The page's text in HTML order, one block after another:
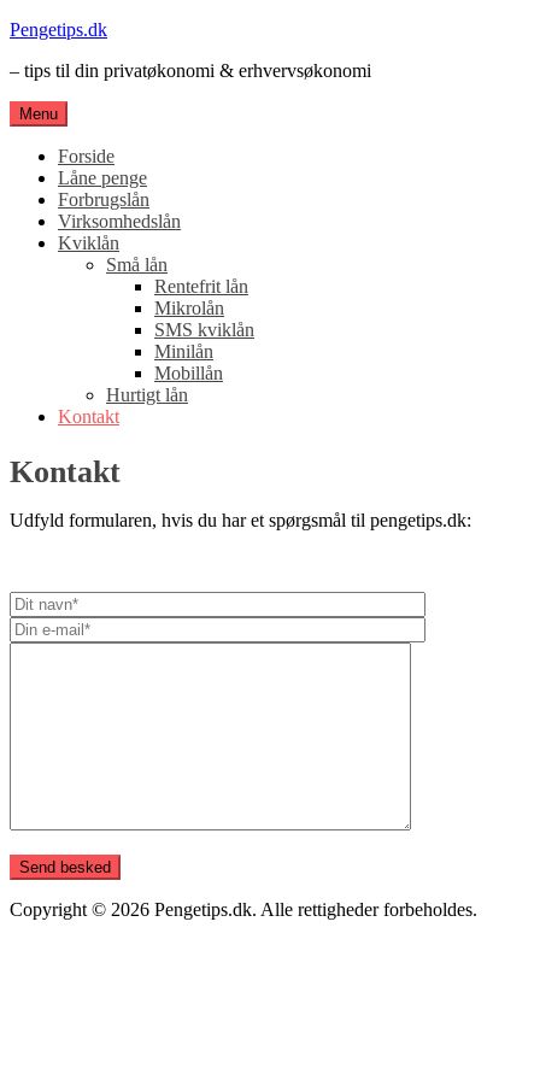
Spring
indhold
Pengetips.dk
– tips til din privatøkonomi & erhvervsøkonomi
Menu
Forside
Låne penge
Forbrugslån
Virksomhedslån
Kviklån
Små lån
Rentefrit lån
Mikrolån
SMS kviklån
Minilån
Mobillån
Hurtigt lån
Kontakt
Kontakt
Udfyld formularen, hvis du har et spørgsmål til pengetips.dk:
Copyright © 2026 Pengetips.dk. Alle rettigheder forbeholdes.